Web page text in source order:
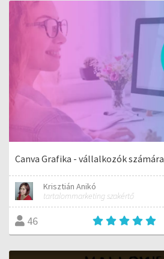
Canva Grafika - vállalkozók számára
Krisztián Anikó
tartalommarketing szakértő
46